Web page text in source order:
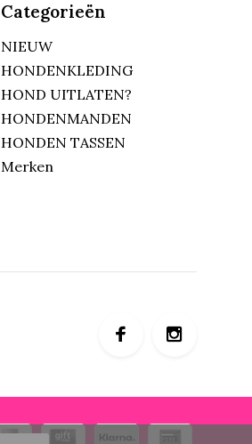
Categorieën
NIEUW
HONDENKLEDING
HOND UITLATEN?
HONDENMANDEN
HONDEN TASSEN
Merken